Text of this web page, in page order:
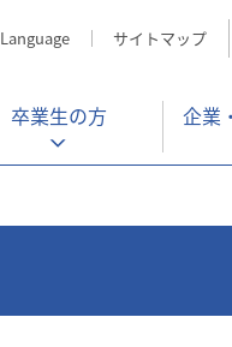
Language サイトマップ
卒業生の方 企業・